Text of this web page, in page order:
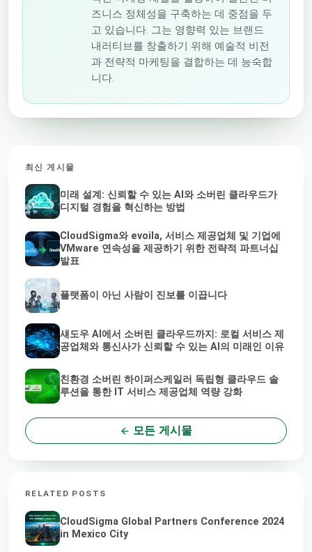
즈니스 정체성을 구축하는 데 중점을 두
고 있습니다. 그는 영향력 있는 브랜드
내러티브를 창출하기 위해 예술적 비전
과 전략적 마케팅을 결합하는 데 능숙합
니다.
최신 게시물
미래 설계: 신뢰할 수 있는 AI와 소버린 클라우드가
디지털 경험을 혁신하는 방법
CloudSigma와 evoila, 서비스 제공업체 및 기업에
VMware 연속성을 제공하기 위한 전략적 파트너십
발표
플랫폼이 아닌 사람이 진보를 이끕니다
섀도우 AI에서 소버린 클라우드까지: 로컬 서비스 제
공업체와 통신사가 신뢰할 수 있는 AI의 미래인 이유
친환경 소버린 하이퍼스케일러 독립형 클라우드 솔
루션을 통한 IT 서비스 제공업체 역량 강화
모든 게시물
RELATED POSTS
CloudSigma Global Partners Conference 2024
in Mexico City